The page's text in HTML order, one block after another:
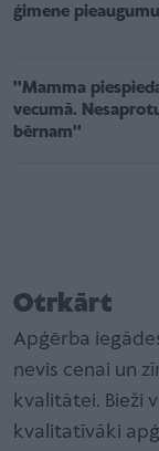
ģimene
''Mamma
vecumā.
bērnam''
Otrkārt
Apģērba
nevis cenai un
kvalitātei. Bieži
kvalitatīvāki